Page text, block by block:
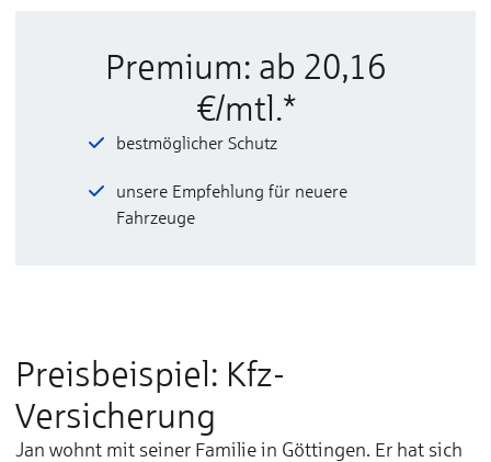
Premium: ab 20,16
€/mtl.*
bestmöglicher Schutz
unsere Empfehlung für neuere
Fahrzeuge
Preisbeispiel: Kfz-
Versicherung
Jan wohnt mit seiner Familie in Göttingen. Er hat sich